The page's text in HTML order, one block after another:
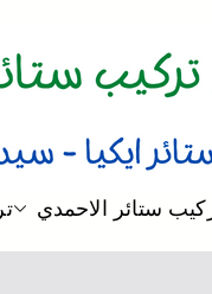
فني
ستائر الاحمدي